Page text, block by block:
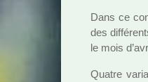
Dans ce
des
le mois
Quatre